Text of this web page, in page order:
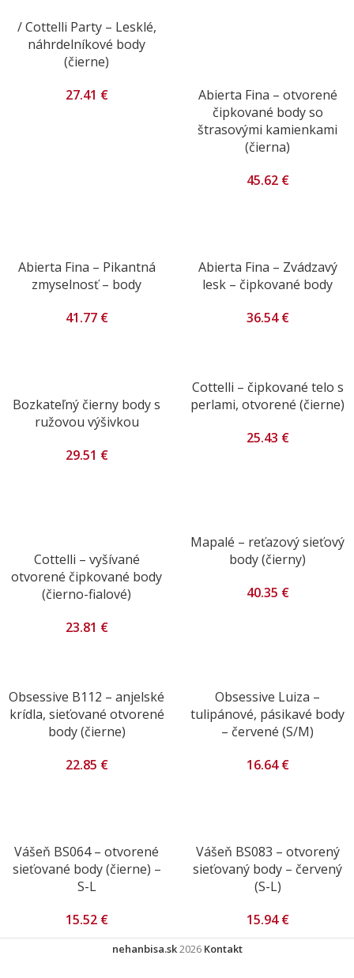
/ Cottelli Party – Lesklé,
náhrdelníkové body
(čierne)
27.41 €
Abierta Fina – otvorené
čipkované body so
štrasovými kamienkami
(čierna)
45.62 €
Abierta Fina – Pikantná
zmyselnosť – body
41.77 €
Abierta Fina – Zvádzavý
lesk – čipkované body
36.54€
Bozkateľný čierny body s
ružovou výšivkou
29.51 €
Cottelli – čipkované telo s
perlami, otvorené (čierne)
25.43 €
Cottelli – vyšívané
otvorené čipkované body
(čierno-fialové)
23.81 €
Mapalé – reťazový sieťový
body (čierny)
40.35 €
Obsessive B112 – anjelské
krídla, sieťované otvorené
body (čierne)
22.85 €
Obsessive Luiza –
tulipánové, pásikavé body
– červené (S/M)
16.64€
Vášeň BS064 – otvorené
sieťované body (čierne) –
S-L
15.52 €
Vášeň BS083 – otvorený
sieťovaný body – červený
(S-L)
15.94€
nehanbisa.sk2026 Kontakt